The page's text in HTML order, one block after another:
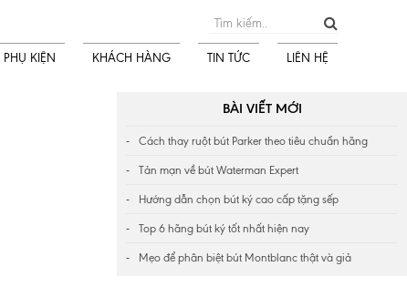
PHỤ KIỆN KHÁCH HÀNG TIN TỨC LIÊN HỆ
BÀI VIẾT MỚI
Cách thay ruột bút Parker theo tiêu chuẩn hãng
Tản mạn về bút Waterman Expert
Hướng dẫn chọn bút ký cao cấp tặng sếp
Top 6 hãng bút ký tốt nhất hiện nay
Mẹo để phân biệt bút Montblanc thật và giả